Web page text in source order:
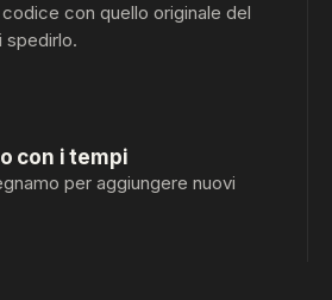
con quello originale del
spedirlo.
con i tempi
per aggiungere nuovi